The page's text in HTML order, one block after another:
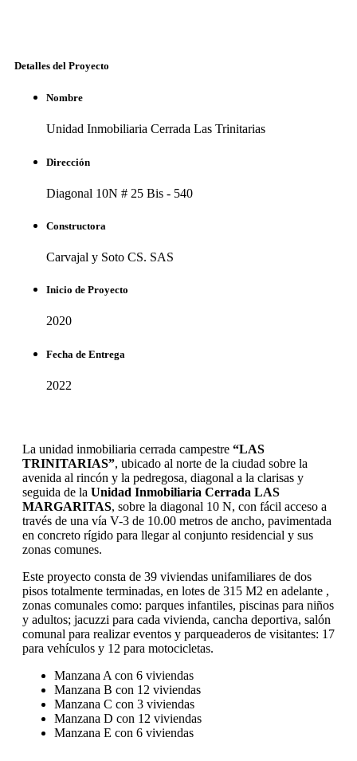
Detalles del Proyecto
Nombre
Unidad Inmobiliaria Cerrada Las Trinitarias
Dirección
Diagonal 10N # 25 Bis - 540
Constructora
Carvajal y Soto CS. SAS
Inicio de Proyecto
2020
Fecha de Entrega
2022
La unidad inmobiliaria cerrada campestre “LAS
TRINITARIAS”, ubicado al norte de la ciudad sobre la
avenida al rincón y la pedregosa, diagonal a la clarisas y
seguida de la Unidad Inmobiliaria Cerrada LAS
MARGARITAS, sobre la diagonal 10 N, con fácil acceso a
través de una vía V-3 de 10.00 metros de ancho, pavimentada
en concreto rígido para llegar al conjunto residencial y sus
zonas comunes.
Este proyecto consta de 39 viviendas unifamiliares de dos
pisos totalmente terminadas, en lotes de 315 M2 en adelante ,
zonas comunales como: parques infantiles, piscinas para niños
y adultos; jacuzzi para cada vivienda, cancha deportiva, salón
comunal para realizar eventos y parqueaderos de visitantes: 17
para vehículos y 12 para motocicletas.
Manzana A con 6 viviendas
Manzana B con 12 viviendas
Manzana C con 3 viviendas
Manzana D con 12 viviendas
Manzana E con 6 viviendas